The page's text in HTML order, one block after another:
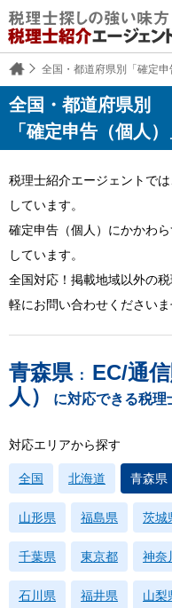
全国・都道府県別「確定
全国・都道府県別
「確定申告（個人
税理士紹介エージェントで
しています。
確定申告（個人）にかかわ
しています。
全国対応！掲載地域以外の
軽にお問い合わせくださいま
青森県 ： EC/通
人）
に対応できる税理
対応エリアから探す
全国 北海道 青森県
山形県 福島県 茨城
千葉県 東京都 神奈
石川県 福井県 山梨